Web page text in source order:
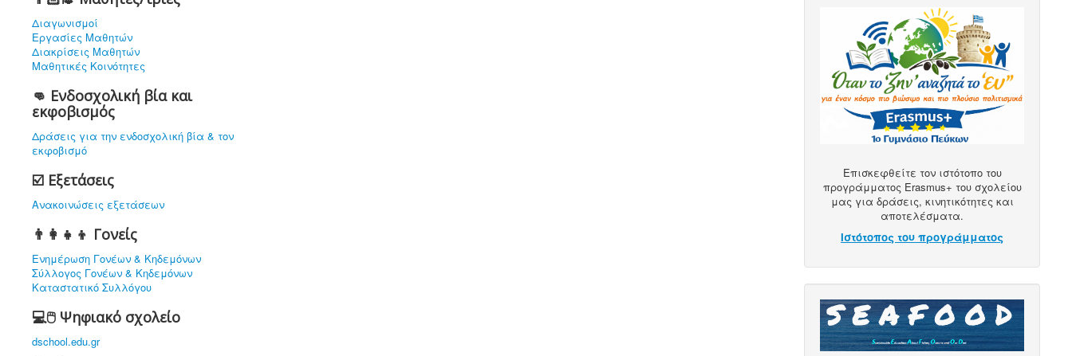
Διαγωνισμοί
Εργασίες Μαθητών
Διακρίσεις Μαθητών
Μαθητικές Κοινότητες
👊 Ενδοσχολική βία και
εκφοβισμός
Δράσεις για την ενδοσχολική βία & τον
εκφοβισμό
☑️ Εξετάσεις
Ανακοινώσεις εξετάσεων
👨‍👩‍👧‍👦 Γονείς
Ενημέρωση Γονέων & Κηδεμόνων
Σύλλογος Γονέων & Κηδεμόνων
Καταστατικό Συλλόγου
💻🖱️ Ψηφιακό σχολείο
dschool.edu.gr
Επισκεφθείτε τον ιστότοπο του
προγράμματος Erasmus+ του σχολείου
μας για δράσεις, κινητικότητες και
αποτελέσματα.
Ιστότοπος του προγράμματος